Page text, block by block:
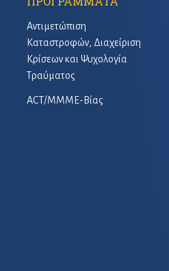
Αντιμετώπιση
Καταστροφών, Διαχείριση
Κρίσεων και Ψυχολογία
Τραύματος
ACT/ΜΜΜΕ-Βίας